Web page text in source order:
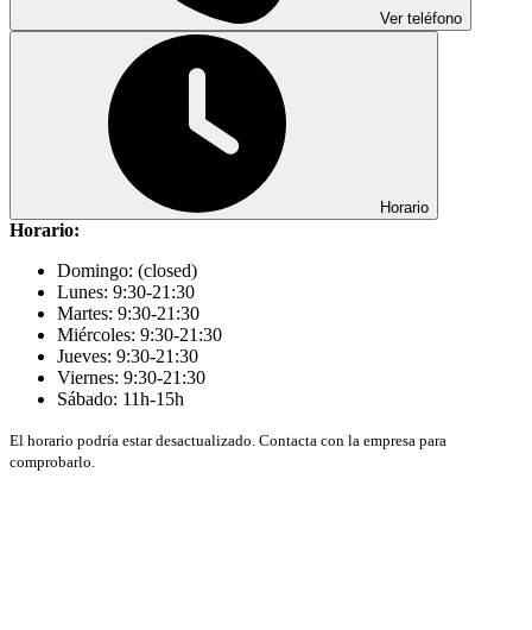
Ver teléfono
Horario
Horario:
Domingo: (closed)
Lunes: 9:30-21:30
Martes: 9:30-21:30
Miércoles: 9:30-21:30
Jueves: 9:30-21:30
Viernes: 9:30-21:30
Sábado: 11h-15h
El horario podría estar desactualizado. Contacta con la empresa para
comprobarlo.